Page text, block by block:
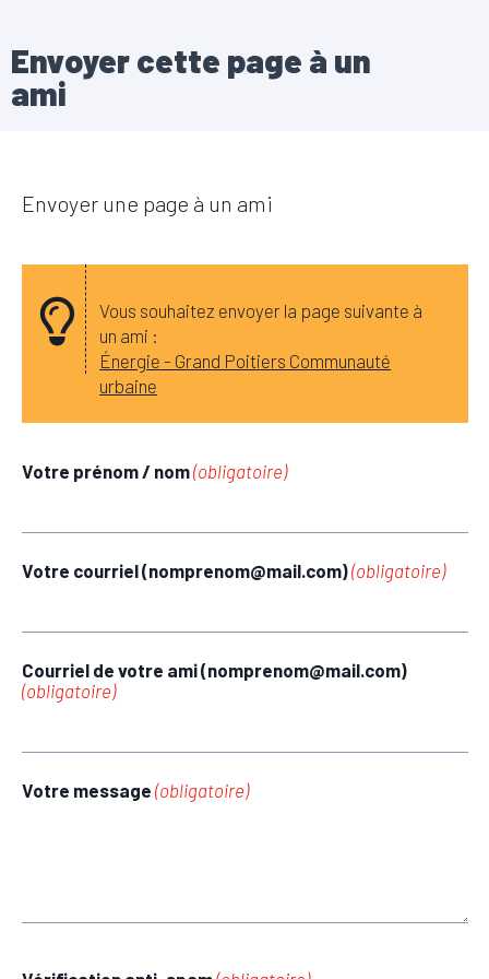
Envoyer cette page à un
ami
Envoyer une page à un ami
Vous souhaitez envoyer la page suivante à
un ami :
Énergie - Grand Poitiers Communauté
urbaine
Votre prénom / nom(obligatoire)
Votre courriel (nomprenom@mail.com)(obligatoire)
Courriel de votre ami (nomprenom@mail.com)
(obligatoire)
Votre message (obligatoire)